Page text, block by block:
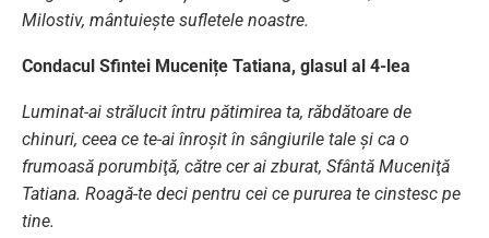
Milostiv, mântuiește sufletele noastre.
Condacul Sfintei Mucenițe Tatiana, glasul al 4-lea
Luminat-ai strălucit întru pătimirea ta, răbdătoare de
chinuri, ceea ce te-ai înroşit în sângiurile tale şi ca o
frumoasă porumbiţă, către cer ai zburat, Sfântă Muceniţă
Tatiana. Roagă-te deci pentru cei ce pururea te cinstesc pe
tine.